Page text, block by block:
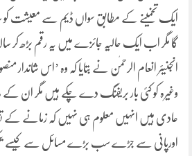
گا مگر اب ایک حالیہ جائزے میں یہ رقم بڑھ کر
انجنیئر انعام الرحمٰن نے بتایا کہ وہ ’اس شاندار
وغیرہ کو کئی بار بریفنگ دے چکے ہیں مگر ان کے
عادی ہیں انہیں معلوم ہی نہیں کہ زمانے کے
اورپانی سے جڑے سب بڑے مسائل سے کیسے